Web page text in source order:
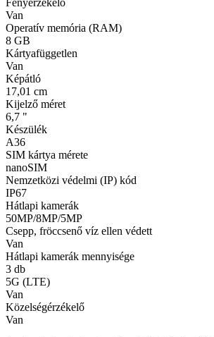
Fényérzékelő
Van
Operatív memória (RAM)
8 GB
Kártyafüggetlen
Van
Képátló
17,01 cm
Kijelző méret
6,7 "
Készülék
A36
SIM kártya mérete
nanoSIM
Nemzetközi védelmi (IP) kód
IP67
Hátlapi kamerák
50MP/8MP/5MP
Csepp, fröccsenő víz ellen védett
Van
Hátlapi kamerák mennyisége
3 db
5G (LTE)
Van
Közelségérzékelő
Van